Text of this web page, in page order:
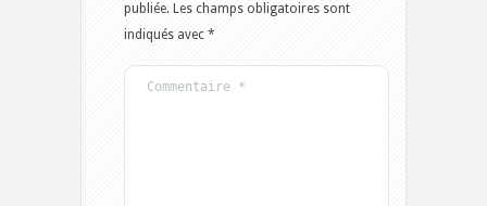
publiée. Les champs obligatoires sont
indiqués avec *